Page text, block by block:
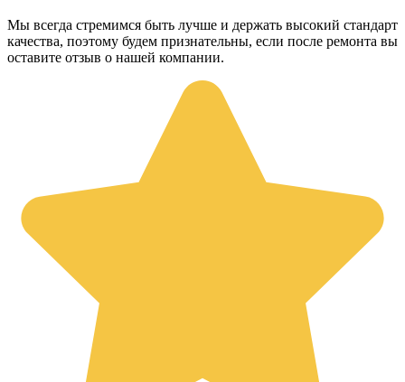
Мы всегда стремимся быть лучше и держать высокий стандарт
качества, поэтому будем признательны, если после ремонта вы
оставите отзыв о нашей компании.